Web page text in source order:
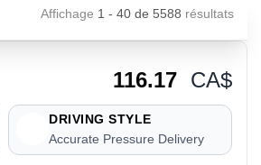
Affichage 1 - 40 de 5588 résultats
116.17 CA$
DRIVING STYLE
Accurate Pressure Delivery